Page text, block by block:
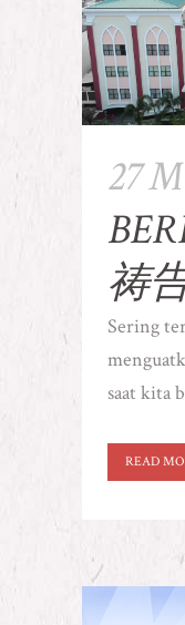
27
祷
Sering
saat kita
READ